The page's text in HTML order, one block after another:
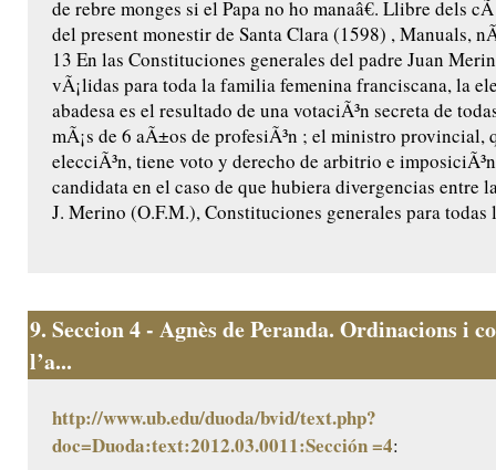
de rebre monges si el Papa no ho manaâ€. Llibre dels
del present monestir de Santa Clara (1598) , Manuals,
13 En las Constituciones generales del padre Juan
vÃ¡lidas para toda la familia femenina franciscana, la
abadesa es el resultado de una votaciÃ³n secreta de
mÃ¡s de 6 aÃ±os de profesiÃ³n ; el ministro provincial,
elecciÃ³n, tiene voto y derecho de arbitrio e
candidata en el caso de que hubiera divergencias entre
J. Merino (O.F.M.), Constituciones generales para todas
9. Seccion 4 - Agnès de Peranda. Ordinacions i
l’a...
http://www.ub.edu/duoda/bvid/text.php?
doc=Duoda:text:2012.03.0011:Sección =4: